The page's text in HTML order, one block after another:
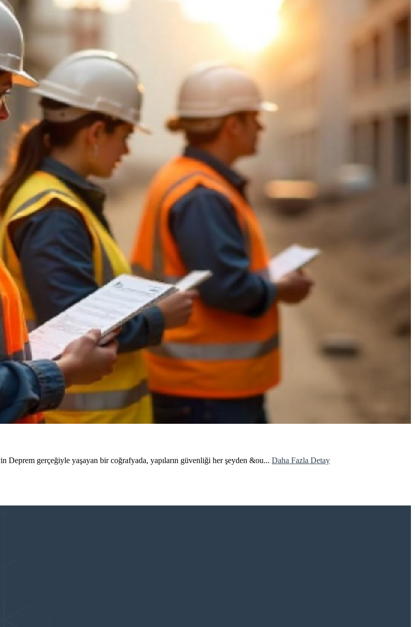
gerçeğiyle yaşayan bir coğrafyada, yapıların güvenliği her şeyden &ou... Daha Fazla Detay